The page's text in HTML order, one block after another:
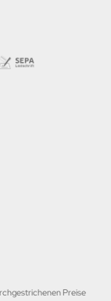
Preise